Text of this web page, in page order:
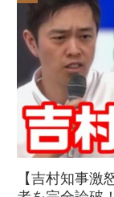
【吉村知事激